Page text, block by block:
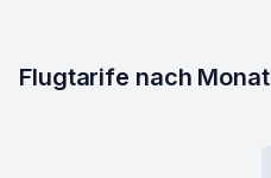
Flugtarife nach Monat